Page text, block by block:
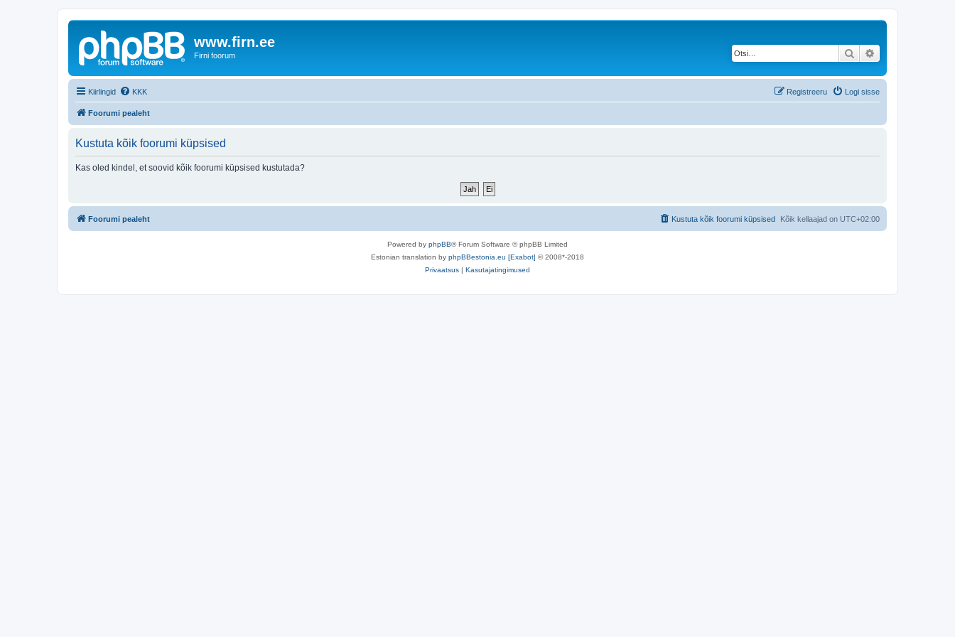
www.firn.ee
Firni foorum Otsi
Kiirlingid KKK Logi sisse
Registreeru
Foorumi pealeht
Kustuta kõik foorumi küpsised
Kas oled kindel, et soovid kõik foorumi küpsised kustutada?
Foorumi pealeht Kõik kellaajad on UTC+02:00
Kustuta kõik foorumi küpsised
Powered by phpBB® Forum Software © phpBB Limited
Estonian translation by phpBBestonia.eu [Exabot] © 2008*-2018
Privaatsus | Kasutajatingimused